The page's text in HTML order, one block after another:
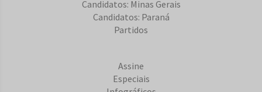
Candidatos: Minas Gerais
Candidatos: Paraná
Partidos
Assine
Especiais